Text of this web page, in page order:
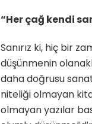
“Her çağ kendi
Sanırız ki, hiç bir
düşünmenin
daha doğrusu
niteliği olmayan
olmayan yazılar